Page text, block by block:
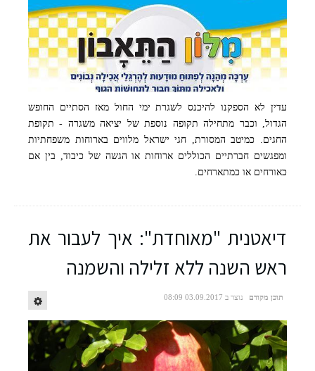
עדין לא הספקנו להיכנס לשגרת ימי החול מאז הסתיים החופש
הגדול, וכבר מתחילה תקופה נוספת של יציאה משגרה - תקופת
החגים. כמיטב המסורת, חגי ישראל מלווים בארוחות משפחתיות
ומפגשים חברתיים הכוללים ארוחות או הגשה של כיבוד, בין אם
כאורחים או כמתארחים.
דיאטנית "מאוחדת": איך לעבור את
ראש השנה ללא זלילה והשמנה
תוכן מקודם נוצר ב 03.09.2017 08:09